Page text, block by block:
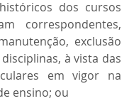
dos cursos
correspondentes,
exclusão
à vista das
em vigor na
ensino; ou